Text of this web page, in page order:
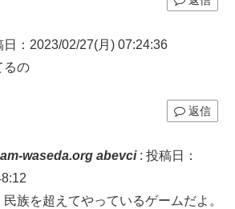
日：2023/02/27(月) 07:24:36
るの
返信
waseda.org abevci: 投稿日：
族を超えてやっているゲームだよ。